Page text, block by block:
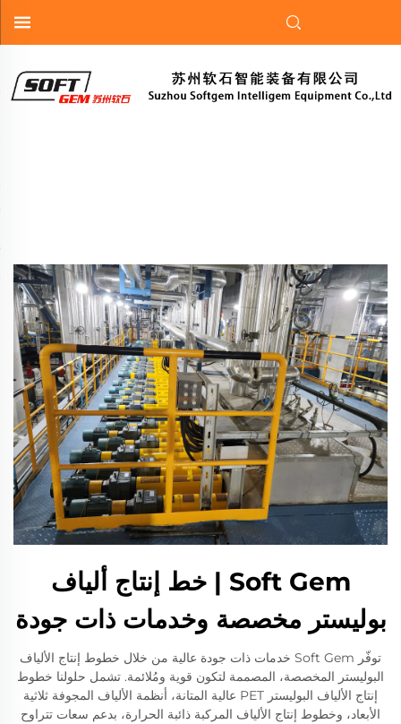
Soft Gem | خط إنتاج ألياف
بوليستر مخصصة وخدمات ذات جودة
توفّر Soft Gem خدمات ذات جودة عالية من خلال خطوط إنتاج الألياف
البوليستر المخصصة، المصممة لتكون قوية ومُلائمة. تشمل حلولنا خطوط
إنتاج الألياف البوليستر PET عالية المتانة، أنظمة الألياف المجوفة ثلاثية
الأبعاد، وخطوط إنتاج الألياف المركبة ذائبة الحرارة، بدعم سعات تتراوح